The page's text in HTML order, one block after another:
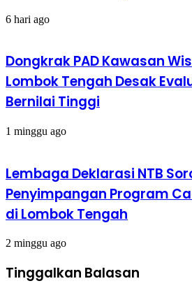
6 hari ago
Dongkrak PAD Kawasan
Lombok Tengah Desak
Bernilai Tinggi
1 minggu ago
Lembaga Deklarasi NTB
Penyimpangan Program
di Lombok Tengah
2 minggu ago
Tinggalkan Balasan